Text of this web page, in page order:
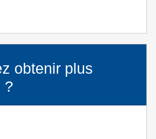
obtenir plus
?